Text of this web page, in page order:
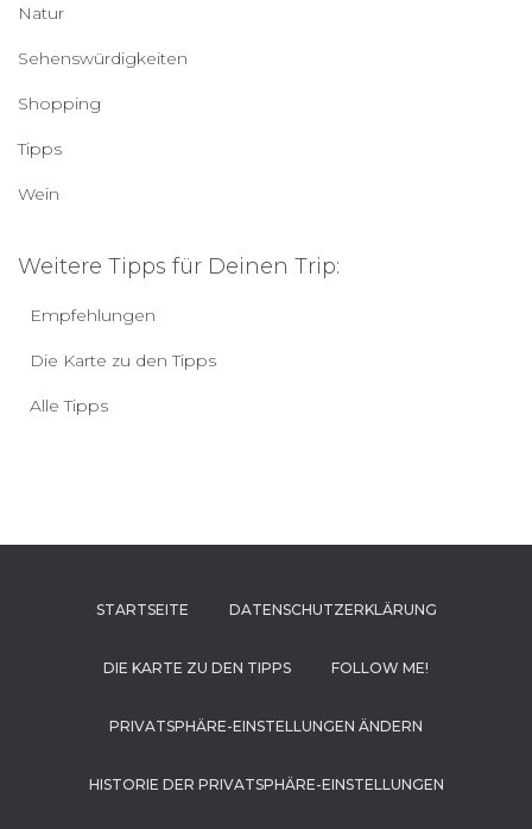
Natur
Sehenswürdigkeiten
Shopping
Tipps
Wein
Weitere Tipps für Deinen Trip:
Empfehlungen
Die Karte zu den Tipps
Alle Tipps
STARTSEITE DATENSCHUTZERKLÄRUNG
DIE KARTE ZU DEN TIPPS FOLLOW ME!
PRIVATSPHÄRE-EINSTELLUNGEN ÄNDERN
HISTORIE DER PRIVATSPHÄRE-EINSTELLUNGEN